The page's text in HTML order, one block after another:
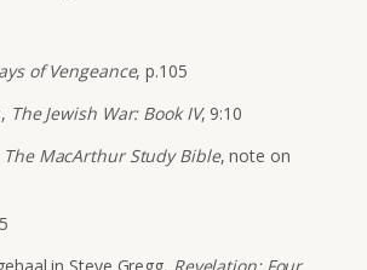
of Vengeance, p.105
The Jewish War: Book IV, 9:10
The MacArthur Study Bible, note on